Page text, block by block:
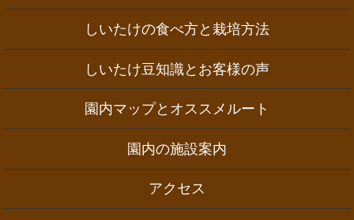
しいたけの食べ方と栽培方法
しいたけ豆知識とお客様の声
園内マップとオススメルート
園内の施設案内
アクセス